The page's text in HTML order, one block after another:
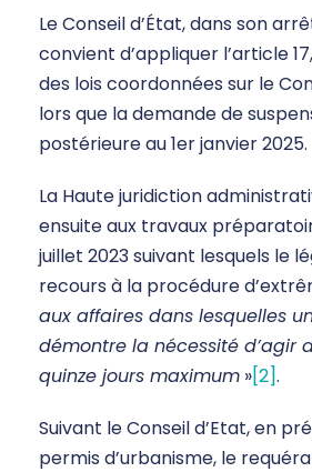
Le Conseil d’État, dans son
convient d’appliquer l’article
des lois coordonnées sur le
lors que la demande de
postérieure au 1er janvier 2025.
La Haute juridiction
ensuite aux travaux
juillet 2023 suivant lesquels le
recours à la procédure
aux affaires dans lesquelles
démontre la nécessité d’agir
quinze jours maximum »[2].
Suivant le Conseil d’Etat, en
permis d’urbanisme, le